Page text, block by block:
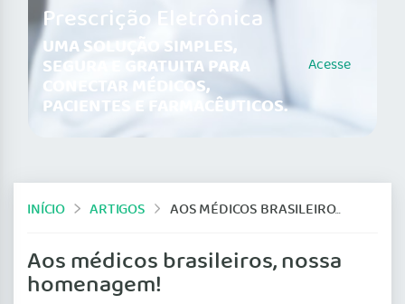
Prescrição Eletrônica
UMA SOLUÇÃO SIMPLES,
SEGURA E GRATUITA PARA
CONECTAR MÉDICOS,
PACIENTES E FARMACÊUTICOS.
Acesse
INÍCIO ARTIGOS AOS MÉDICOS BRASILEIROS, NOSSA HOMENAGEM!
Aos médicos brasileiros, nossa
homenagem!